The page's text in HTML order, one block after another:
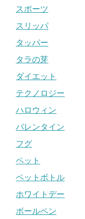
スポーツ
スリッパ
タッパー
タラの芽
ダイエット
テクノロジー
ハロウィン
バレンタイン
フグ
ペット
ペットボトル
ホワイトデー
ボールペン